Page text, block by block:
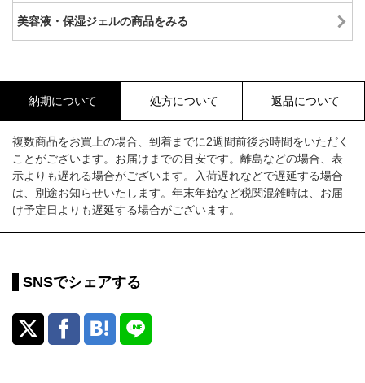
美容液・保湿ジェルの商品をみる
納期について 処方について 返品について
複数商品をお買上の場合、到着までに2週間前後お時間をいただく
ことがございます。お届けまでの目安です。離島などの場合、表
示よりも遅れる場合がございます。入荷遅れなどで遅延する場合
は、別途お知らせいたします。年末年始など税関混雑時は、お届
け予定日よりも遅延する場合がございます。
SNSでシェアする